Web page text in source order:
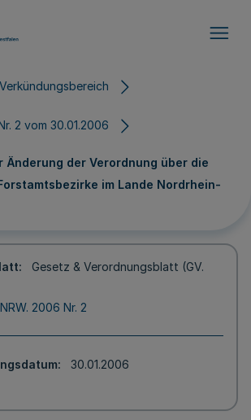
Verkündungsbereich
2 vom 30.01.2006
Änderung der Verordnung über die
im Lande Nordrhein-
Gesetz & Verordnungsblatt (GV.
2006 Nr. 2
30.01.2006